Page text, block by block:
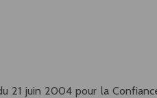
juin 2004 pour la